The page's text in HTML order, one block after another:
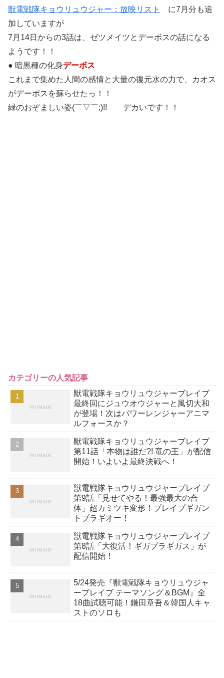
獣電戦隊キョウリュウジャー：放映リスト
に7月分も追
加していますが
7月14日からの3話は、ゼツメイツとデーボスの話になる
ようです！！
● 暗黒種の化身デーボス
これまで集めた人間の感情と大量の復元水の力で、カオス
がデーボスを蘇らせたっ！！
緑のおぞましい姿(￣▽￣;)!! デカいです！！
カテゴリーの人気記事
獣電戦隊キョウリュウジャーブレイブ
最終回にジュウオウジャーと風切大和
が登場！次はパワーレンジャーアニマ
ルフォースか？
獣電戦隊キョウリュウジャーブレイブ
第11話「本物は誰だ?! 竜の王」が配信
開始！いよいよ最終決戦へ！
獣電戦隊キョウリュウジャーブレイブ
第9話「見せてやる！最強最大の合
体」超カミツキ変形！ブレイブギガン
トブラギオー！
獣電戦隊キョウリュウジャーブレイブ
第8話「大復活！ギガブラギガス」が
配信開始！
5/24発売『獣電戦隊キョウリュウジャ
ーブレイブ テーマソング＆BGM』全
18曲試聴可能！鎌田章吾＆韓国人キャ
ストのソロも